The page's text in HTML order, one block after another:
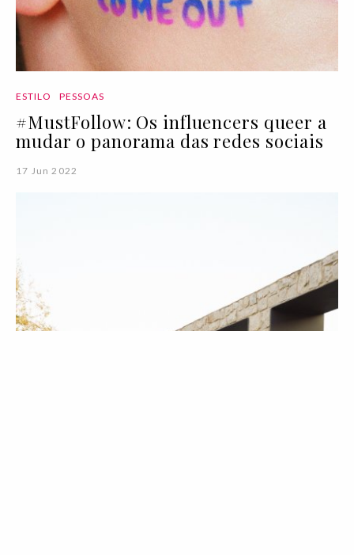
ESTILO PESSOAS
#MustFollow: Os influencers queer a
mudar o panorama das redes sociais
17 Jun 2022